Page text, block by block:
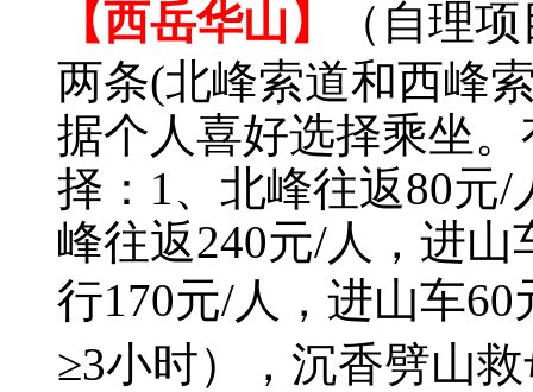
【西岳华山】
（自理
两条(北峰索道和西峰
据个人喜好选择乘坐
择：1、北峰往返80元
峰往返240元/人，进
行170元/人，进山车60
≥3小时），沉香劈山